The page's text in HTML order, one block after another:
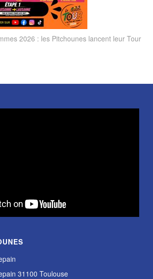
2026 : les Pitchounes lancent leur Tour
31100 Toulouse